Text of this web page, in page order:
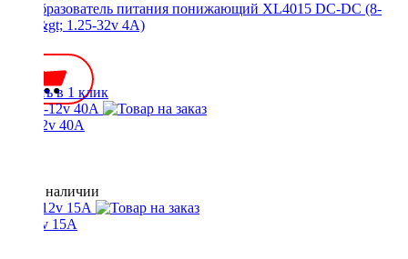
Преобразователь питания понижающий XL4015 DC-DC (8-
36v -&gt; 1.25-32v 4A)
Купить в 1 клик
220-12v 40A
Нет в наличии
24-12v 15A